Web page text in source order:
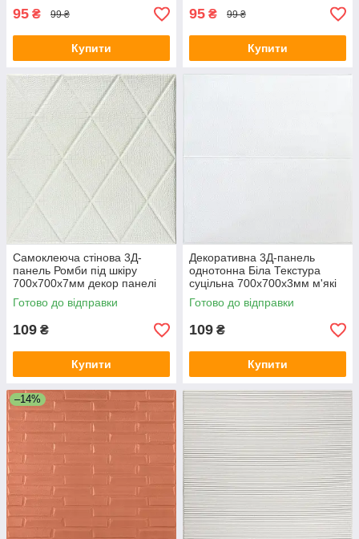
95 ₴ 99 ₴
Купити
95 ₴ 99 ₴
Купити
Самоклеюча стінова 3Д-
панель Ромби під шкіру
700x700х7мм декор панелі
для стін Геометрія (161) SW-
00000221
Готово до відправки
109 ₴
Купити
Декоративна 3Д-панель
однотонна Біла Текстура
суцільна 700х700х3мм м'які
панелі стеля самоклейка SW-
00001802
Готово до відправки
109 ₴
Купити
–14%